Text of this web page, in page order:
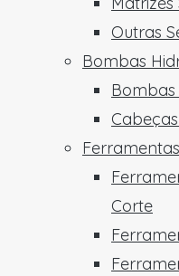
Outras
Bombas
Bombas
Corte